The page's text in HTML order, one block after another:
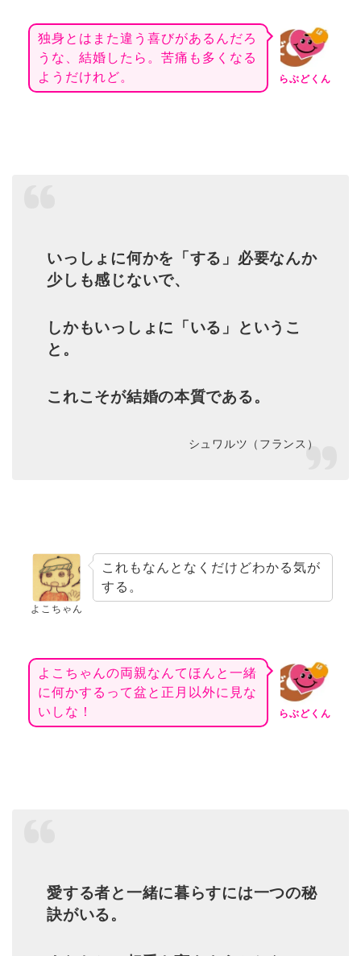
らぶどくん
独身とはまた違う喜びがあるんだろ
うな、結婚したら。苦痛も多くなる
ようだけれど。
いっしょに何かを「する」必要なんか
少しも感じないで、
しかもいっしょに「いる」というこ
と。
これこそが結婚の本質である。
シュワルツ（フランス）
よこちゃん
これもなんとなくだけどわかる気が
する。
らぶどくん
よこちゃんの両親なんてほんと一緒
に何かするって盆と正月以外に見な
いしな！
愛する者と一緒に暮らすには一つの秘
訣がいる。